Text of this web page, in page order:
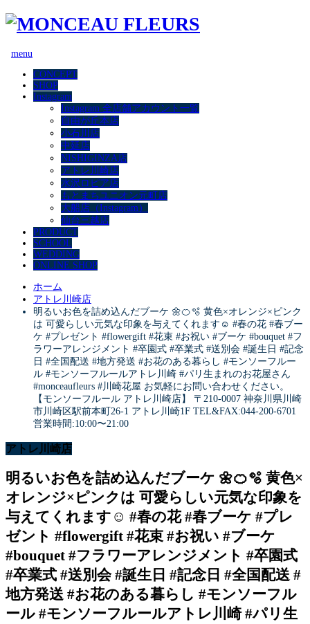
menu
CONCEPT
SHOP
Instagram
Instagram 全店舗アカウント一覧
自由が丘本店
小石川店
中延店
NISHIGINZA店
アトレ川崎店
水沢ロピア店
もとまちユニオン元町店
大船店（Instagram）
仙台三越店
PRODUCT
SCHOOL
WEDDING
ONLINE SHOP
ホーム
アトレ川崎店
明るいお色を詰め込んだブーケ 🌼🍊🫧 黄色×オレンジ×ピンク
は 可愛らしい元気な印象を与えてくれます☺️ #春の花 #春ブー
ケ #プレゼント #flowergift #花束 #お祝い #ブーケ #bouquet #フ
ラワーアレンジメント #卒園式 #卒業式 #送別会 #誕生日 #記念
日 #全国配送 #地方発送 #お花のある暮らし #モンソーフルー
ル #モンソーフルールアトレ川崎 #パリ生まれのお花屋さん
#monceaufleurs #川崎花屋 お気軽にお問い合わせください。
【モンソーフルール アトレ川崎店】 〒210-0007 神奈川県川崎
市川崎区駅前本町26-1 アトレ川崎1F TEL&FAX:044-200-6701
営業時間:10:00〜21:00
アトレ川崎店
明るいお色を詰め込んだブーケ 🌼🍊🫧 黄色×
オレンジ×ピンクは 可愛らしい元気な印象を
与えてくれます☺️ #春の花 #春ブーケ #プレ
ゼント #flowergift #花束 #お祝い #ブーケ
#bouquet #フラワーアレンジメント #卒園式
#卒業式 #送別会 #誕生日 #記念日 #全国配送 #
地方発送 #お花のある暮らし #モンソーフル
ール #モンソーフルールアトレ川崎 #パリ生